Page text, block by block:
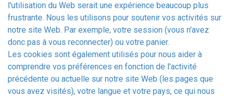
l'utilisation du Web serait une expérience beaucoup plus
frustrante. Nous les utilisons pour soutenir vos activités sur
notre site Web. Par exemple, votre session (vous n'avez
donc pas à vous reconnecter) ou votre panier.
Les cookies sont également utilisés pour nous aider à
comprendre vos préférences en fonction de l'activité
précédente ou actuelle sur notre site Web (les pages que
vous avez visités), votre langue et votre pays, ce qui nous